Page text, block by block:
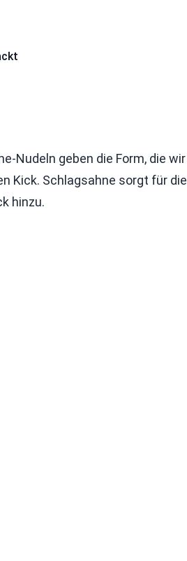
Nudeln geben die Form, die wir
Kick. Schlagsahne sorgt für die
hinzu.